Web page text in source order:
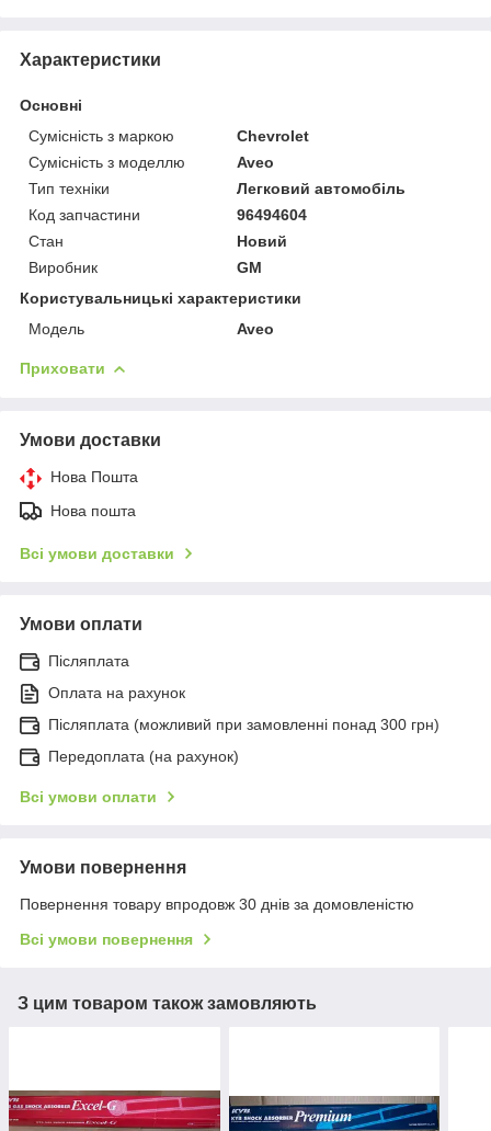
Характеристики
Основні
Сумісність з маркою
Chevrolet
Сумісність з моделлю
Aveo
Тип техніки
Легковий автомобіль
Код запчастини
96494604
Стан
Новий
Виробник
GM
Користувальницькі характеристики
Модель
Aveo
Приховати
Умови доставки
Нова Пошта
Нова пошта
Всі умови доставки
Умови оплати
Післяплата
Оплата на рахунок
Післяплата (можливий при замовленні понад 300 грн)
Передоплата (на рахунок)
Всі умови оплати
Умови повернення
Повернення товару впродовж 30 днів за домовленістю
Всі умови повернення
З цим товаром також замовляють